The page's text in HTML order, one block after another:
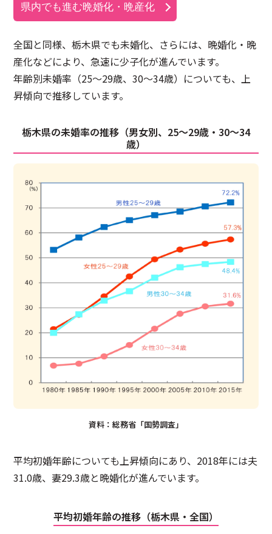
県内でも進む晩婚化・晩産化
全国と同様、栃木県でも未婚化、さらには、晩婚化・晩
産化などにより、急速に少子化が進んでいます。
年齢別未婚率（25～29歳、30～34歳）についても、上
昇傾向で推移しています。
栃木県の未婚率の推移（男女別、25〜29歳・30〜34
歳）
資料：総務省「国勢調査」
平均初婚年齢についても上昇傾向にあり、2018年には夫
31.0歳、妻29.3歳と晩婚化が進んでいます。
平均初婚年齢の推移（栃木県・全国）